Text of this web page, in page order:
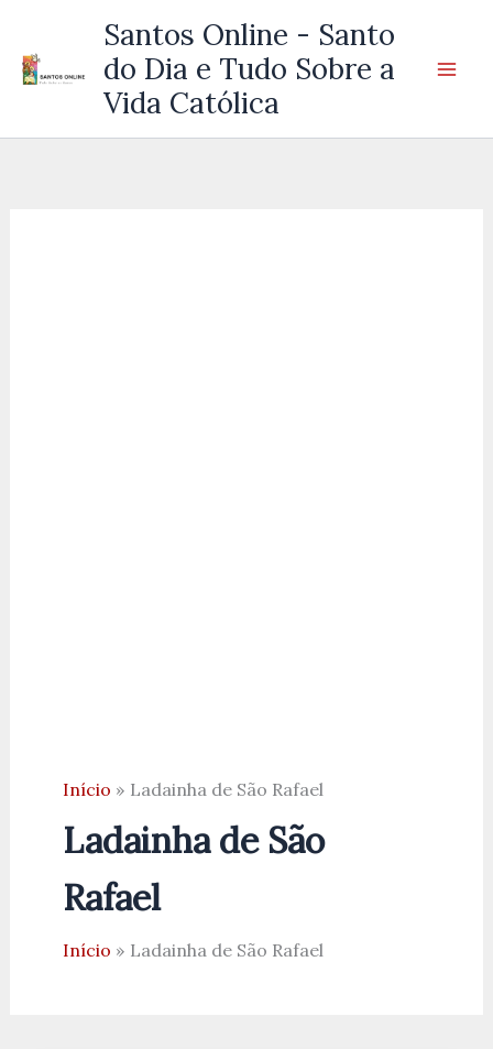
Santos Online - Santo
do Dia e Tudo Sobre a
Vida Católica
Início Ladainha de São Rafael
Ladainha de São
Rafael
Início Ladainha de São Rafael